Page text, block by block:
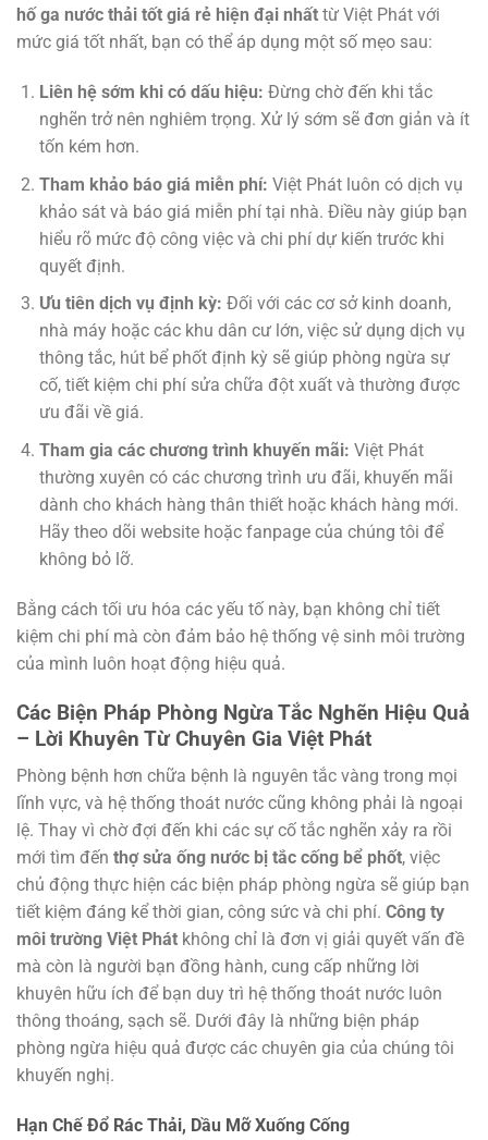
hố ga nước thải tốt giá rẻ hiện đại nhất từ Việt Phát với
mức giá tốt nhất, bạn có thể áp dụng một số mẹo sau:
Liên hệ sớm khi có dấu hiệu: Đừng chờ đến khi tắc
nghẽn trở nên nghiêm trọng. Xử lý sớm sẽ đơn giản và ít
tốn kém hơn.
Tham khảo báo giá miễn phí: Việt Phát luôn có dịch vụ
khảo sát và báo giá miễn phí tại nhà. Điều này giúp bạn
hiểu rõ mức độ công việc và chi phí dự kiến trước khi
quyết định.
Ưu tiên dịch vụ định kỳ: Đối với các cơ sở kinh doanh,
nhà máy hoặc các khu dân cư lớn, việc sử dụng dịch vụ
thông tắc, hút bể phốt định kỳ sẽ giúp phòng ngừa sự
cố, tiết kiệm chi phí sửa chữa đột xuất và thường được
ưu đãi về giá.
Tham gia các chương trình khuyến mãi: Việt Phát
thường xuyên có các chương trình ưu đãi, khuyến mãi
dành cho khách hàng thân thiết hoặc khách hàng mới.
Hãy theo dõi website hoặc fanpage của chúng tôi để
không bỏ lỡ.
Bằng cách tối ưu hóa các yếu tố này, bạn không chỉ tiết
kiệm chi phí mà còn đảm bảo hệ thống vệ sinh môi trường
của mình luôn hoạt động hiệu quả.
Các Biện Pháp Phòng Ngừa Tắc Nghẽn Hiệu Quả
– Lời Khuyên Từ Chuyên Gia Việt Phát
Phòng bệnh hơn chữa bệnh là nguyên tắc vàng trong mọi
lĩnh vực, và hệ thống thoát nước cũng không phải là ngoại
lệ. Thay vì chờ đợi đến khi các sự cố tắc nghẽn xảy ra rồi
mới tìm đến thợ sửa ống nước bị tắc cống bể phốt, việc
chủ động thực hiện các biện pháp phòng ngừa sẽ giúp bạn
tiết kiệm đáng kể thời gian, công sức và chi phí. Công ty
môi trường Việt Phát không chỉ là đơn vị giải quyết vấn đề
mà còn là người bạn đồng hành, cung cấp những lời
khuyên hữu ích để bạn duy trì hệ thống thoát nước luôn
thông thoáng, sạch sẽ. Dưới đây là những biện pháp
phòng ngừa hiệu quả được các chuyên gia của chúng tôi
khuyến nghị.
Hạn Chế Đổ Rác Thải, Dầu Mỡ Xuống Cống